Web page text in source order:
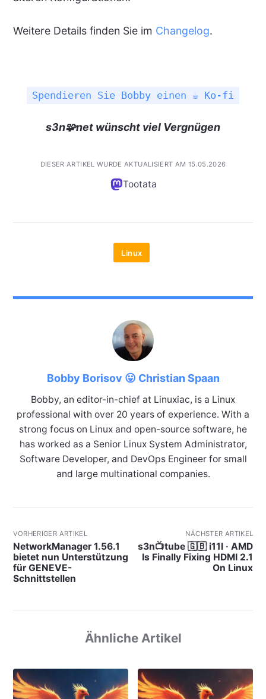
Weitere Details finden Sie im Changelog.
Spendieren Sie Bobby einen ☕ Ko-fi
s3n🧩net wünscht viel Vergnügen
DIESER ARTIKEL WURDE AKTUALISIERT AM 15.05.2026
Tootata
Linux
Bobby Borisov 😛 Christian Spaan
Bobby, an editor-in-chief at Linuxiac, is a Linux
professional with over 20 years of experience. With a
strong focus on Linux and open-source software, he
has worked as a Senior Linux System Administrator,
Software Developer, and DevOps Engineer for small
and large multinational companies.
VORHERIGER ARTIKEL
NetworkManager 1.56.1
bietet nun Unterstützung
für GENEVE-
Schnittstellen
NÄCHSTER ARTIKEL
s3n📺tube 🇬🇧 i11l · AMD
Is Finally Fixing HDMI 2.1
On Linux
Ähnliche Artikel